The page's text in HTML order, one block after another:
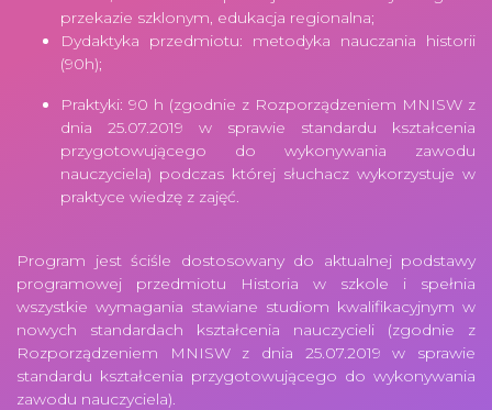
przekazie szklonym, edukacja regionalna;
Dydaktyka przedmiotu: metodyka nauczania historii
(90h);
Praktyki: 90 h (zgodnie z Rozporządzeniem MNISW z
dnia 25.07.2019 w sprawie standardu kształcenia
przygotowującego do wykonywania zawodu
nauczyciela) podczas której słuchacz wykorzystuje w
praktyce wiedzę z zajęć.
Program jest ściśle dostosowany do aktualnej podstawy
programowej przedmiotu Historia w szkole i spełnia
wszystkie wymagania stawiane studiom kwalifikacyjnym w
nowych standardach kształcenia nauczycieli (zgodnie z
Rozporządzeniem MNISW z dnia 25.07.2019 w sprawie
standardu kształcenia przygotowującego do wykonywania
zawodu nauczyciela).